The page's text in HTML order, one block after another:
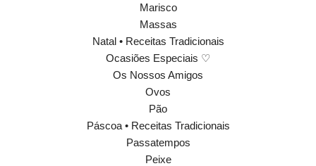
Marisco
Massas
Natal • Receitas Tradicionais
Ocasiões Especiais ♡
Os Nossos Amigos
Ovos
Pão
Páscoa • Receitas Tradicionais
Passatempos
Peixe